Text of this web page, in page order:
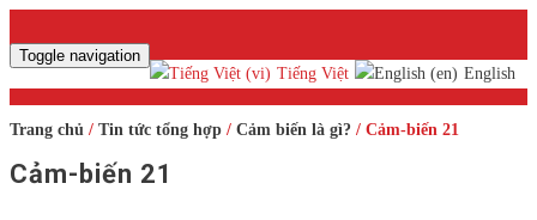
Toggle navigation
Tiếng Việt
English
Trang chủ / Tin tức tổng hợp / Cảm biến là gì? / Cảm-biến 21
Cảm-biến 21